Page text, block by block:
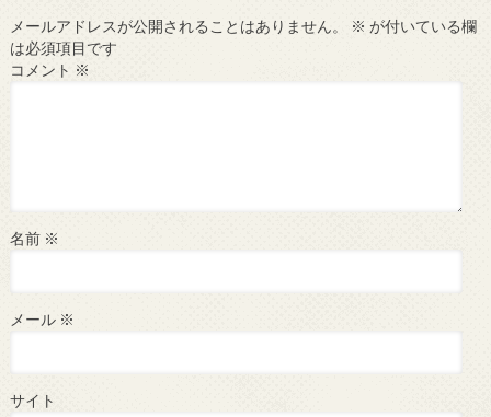
メールアドレスが公開されることはありません。 ※ が付いている欄
は必須項目です
コメント ※
名前 ※
メール ※
サイト